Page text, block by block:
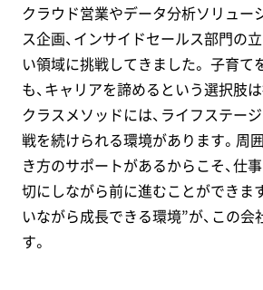
クラウド営業やデータ分析ソリュー
ス企画、インサイドセールス部門の
い領域に挑戦してきました。 子育て
も、キャリアを諦めるという選択肢
クラスメソッドには、ライフステー
戦を続けられる環境があります。周
き方のサポートがあるからこそ、仕
切にしながら前に進むことができま
いながら成長できる環境”が、この
す。